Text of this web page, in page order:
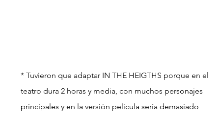
* Tuvieron que adaptar IN THE HEIGTHS porque en el
teatro dura 2 horas y media, con muchos personajes
principales y en la versión película sería demasiado